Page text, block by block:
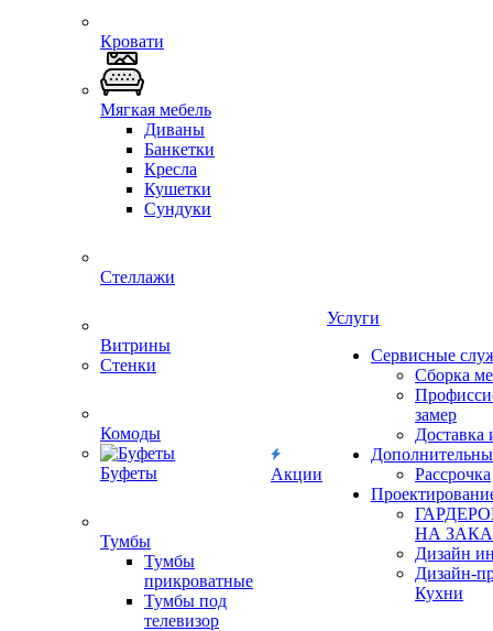
Кровати
Мягкая мебель
Диваны
Банкетки
Кресла
Кушетки
Сундуки
Стеллажи
Витрины
Стенки
Комоды
Буфеты
Тумбы
Тумбы
прикроватные
Тумбы под
телевизор
Акции
Услуги
Сервисные
Сборка
замер
Доставка
Рассрочка
НА
Дизайн
Дизайн-
Кухни